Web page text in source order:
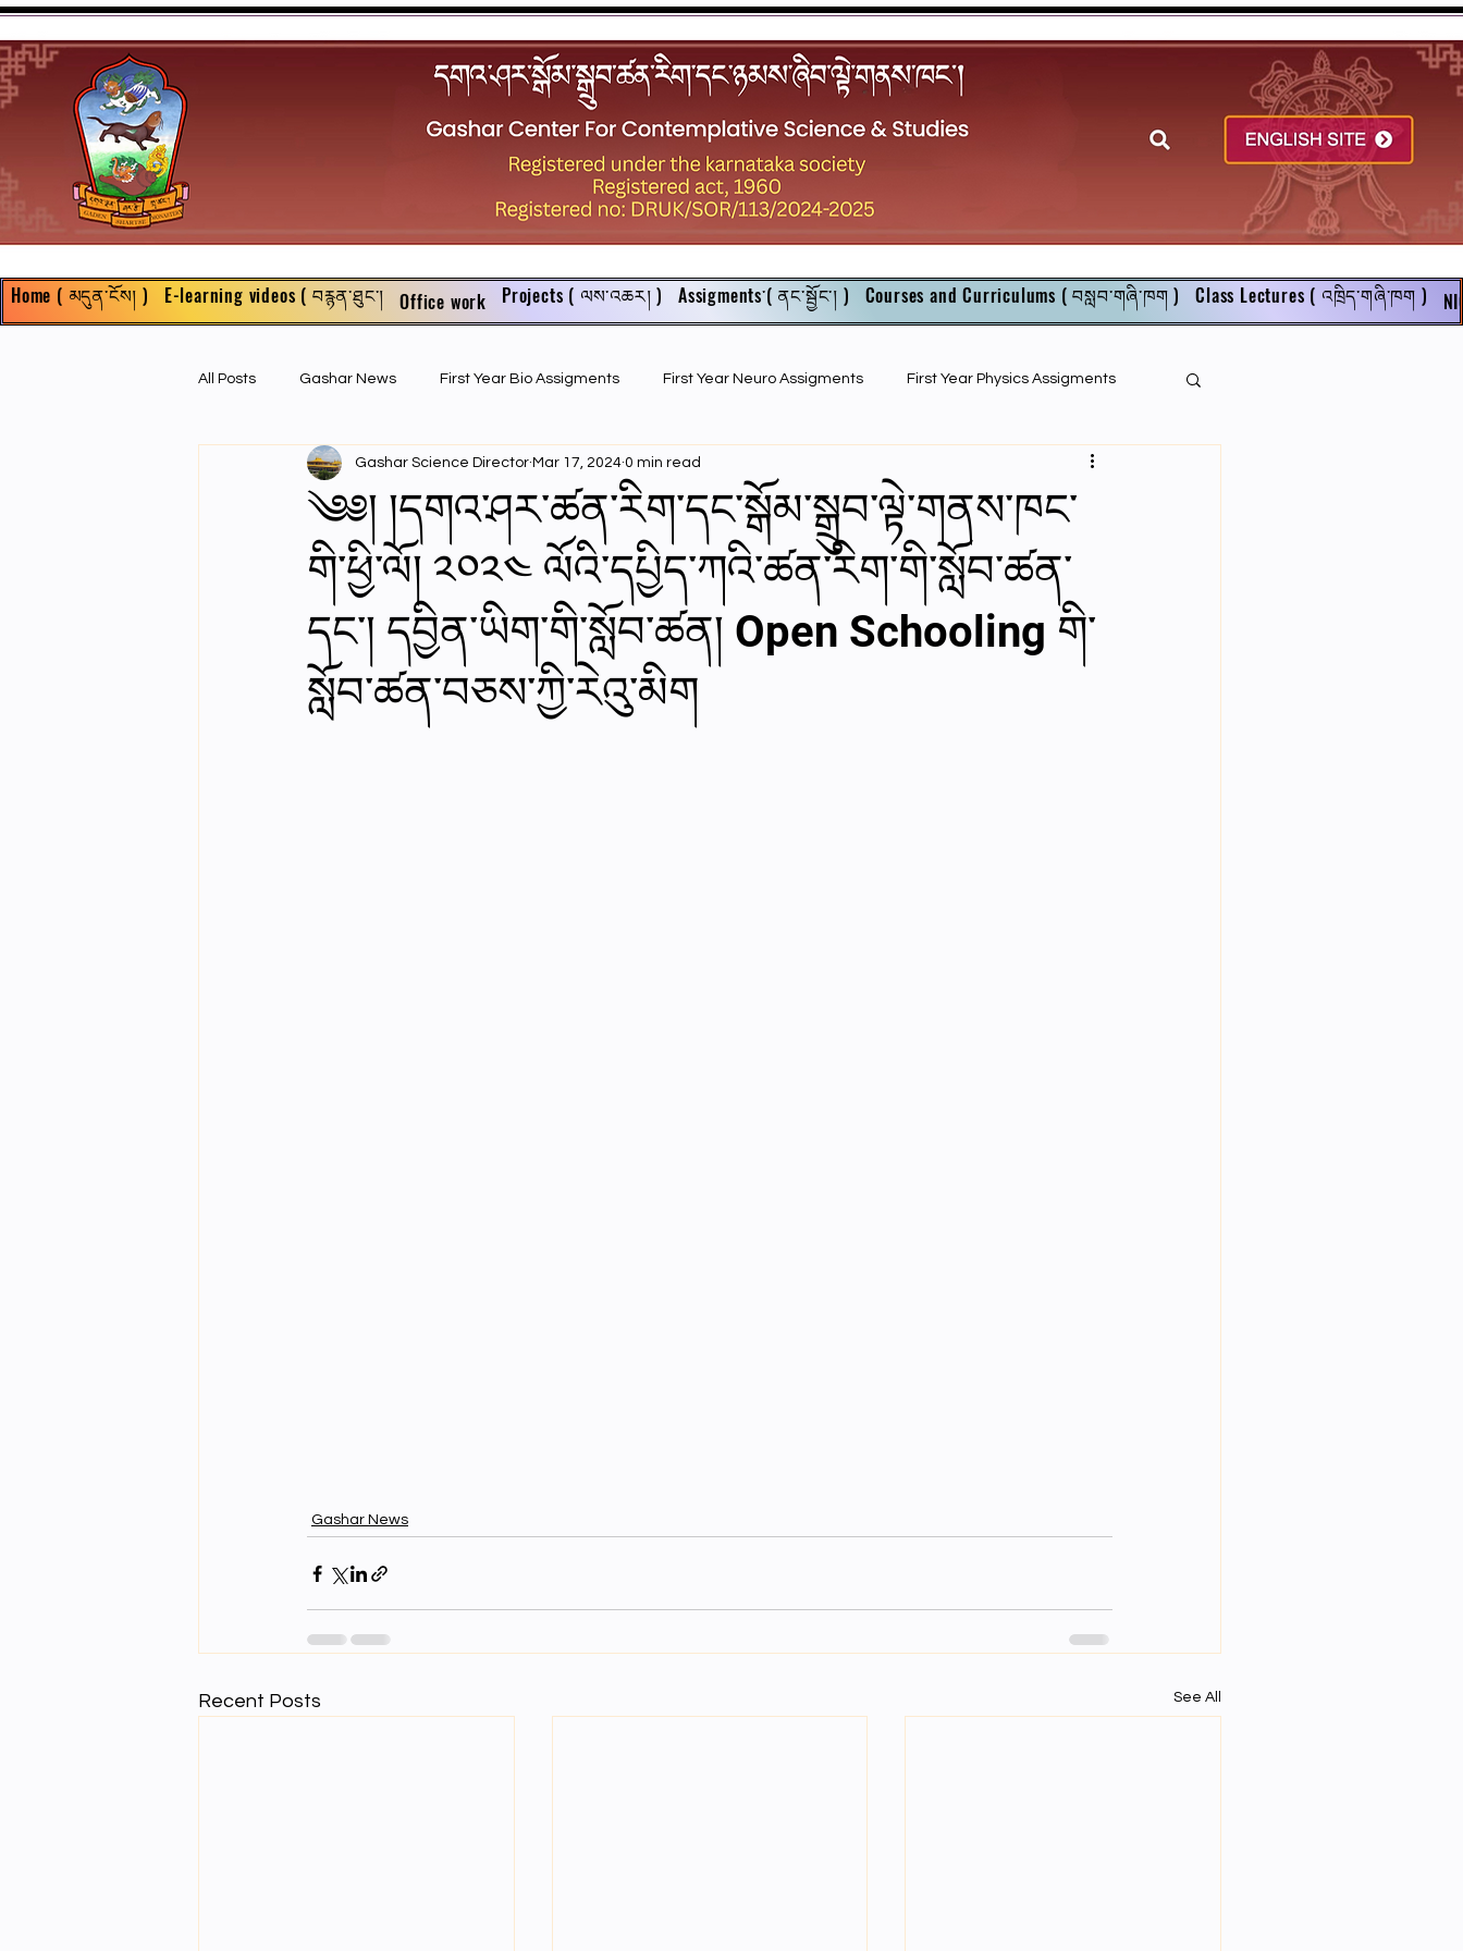
Home ( མདུན་ངོས། ) E-learning videos ( བརྙན་ཐུང་། Office work Projects ( ལས་འཆར། ) Assigments་( ནང་སྦྱོང་། ) Courses and Curriculums ( བསླབ་གཞི་ཁག ) Class Lectures ( འཁྲིད་གཞི་ཁག )
All Posts Gashar News First Year Bio Assigments First Year Neuro Assigments First Year Physics Assigments
First Year Philosophy Assigments First Year Bio PPTs NIOS Members English Books
English videos Science general videos Important Files Biology Textbooks Second Year Neuro Cricullum
2nd Year Bio Assigment 3rd Year Bio Assignments 4th Year Bio Assigment 2nd Year Neuro Assigment
༄༅། །དགའ་ཤར་ཚན་རིག་དང་སྒོམ་སྒྲུབ་ལྟེ་གནས་ཁང་
གི་ཕྱི་ལོ། ༢༠༢༤ ལོའི་དཔྱིད་ཀའི་ཚན་རིག་གི་སློབ་ཚན་
དང་། དབྱིན་ཡིག་གི་སློབ་ཚན། Open Schooling གི་
སློབ་ཚན་བཅས་ཀྱི་རེའུ་མིག
Gashar Science Director Mar 17, 2024 0 min read
Gashar News
Recent Posts See All